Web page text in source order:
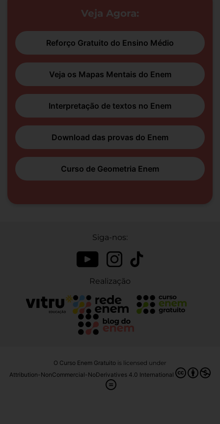
Veja Agora:
Reforço Gratuito do Ensino Médio
Veja os Mapas Mentais do Enem
Interpretação de textos no Enem
Download das provas do Enem
Curso de Geometria Enem
Siga-nos:
Realização
O Curso Enem Gratuito is licensed under
Attribution-NonCommercial-NoDerivatives 4.0 International